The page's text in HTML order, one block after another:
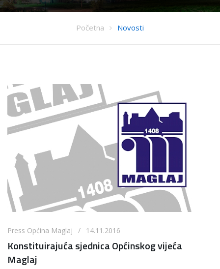
Početna Novosti
Press Općina Maglaj / 14.11.2016
Konstituirajuća sjednica Općinskog vijeća
Maglaj